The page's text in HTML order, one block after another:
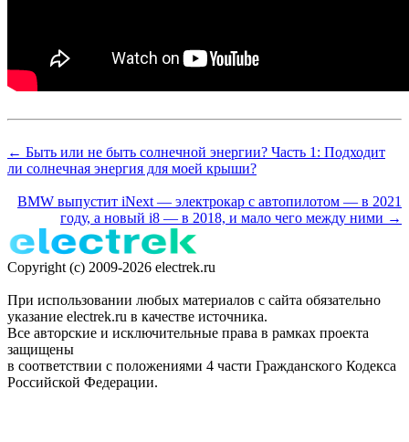
← Быть или не быть солнечной энергии? Часть 1: Подходит
ли солнечная энергия для моей крыши?
BMW выпустит iNext — электрокар с автопилотом — в 2021
году, а новый i8 — в 2018, и мало чего между ними →
Copyright (c) 2009-2026 electrek.ru
При использовании любых материалов с сайта обязательно
указание electrek.ru в качестве источника.
Все авторские и исключительные права в рамках проекта
защищены
в соответствии с положениями 4 части Гражданского Кодекса
Российской Федерации.